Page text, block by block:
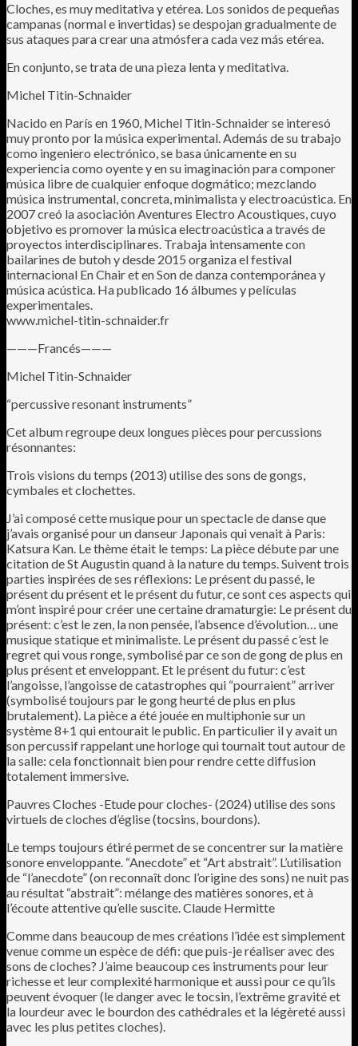
Cloches, es muy meditativa y etérea. Los sonidos de pequeñas
campanas (normal e invertidas) se despojan gradualmente de
sus ataques para crear una atmósfera cada vez más etérea.
En conjunto, se trata de una pieza lenta y meditativa.
Michel Titin-Schnaider
Nacido en París en 1960, Michel Titin-Schnaider se interesó
muy pronto por la música experimental. Además de su trabajo
como ingeniero electrónico, se basa únicamente en su
experiencia como oyente y en su imaginación para componer
música libre de cualquier enfoque dogmático; mezclando
música instrumental, concreta, minimalista y electroacústica. En
2007 creó la asociación Aventures Electro Acoustiques, cuyo
objetivo es promover la música electroacústica a través de
proyectos interdisciplinares. Trabaja intensamente con
bailarines de butoh y desde 2015 organiza el festival
internacional En Chair et en Son de danza contemporánea y
música acústica. Ha publicado 16 álbumes y películas
experimentales.
www.michel-titin-schnaider.fr
———Francés———
Michel Titin-Schnaider
“percussive resonant instruments”
Cet album regroupe deux longues pièces pour percussions
résonnantes:
Trois visions du temps (2013) utilise des sons de gongs,
cymbales et clochettes.
J’ai composé cette musique pour un spectacle de danse que
j’avais organisé pour un danseur Japonais qui venait à Paris:
Katsura Kan. Le thème était le temps: La pièce débute par une
citation de St Augustin quand à la nature du temps. Suivent trois
parties inspirées de ses réflexions: Le présent du passé, le
présent du présent et le présent du futur, ce sont ces aspects qui
m’ont inspiré pour créer une certaine dramaturgie: Le présent du
présent: c’est le zen, la non pensée, l’absence d’évolution… une
musique statique et minimaliste. Le présent du passé c’est le
regret qui vous ronge, symbolisé par ce son de gong de plus en
plus présent et enveloppant. Et le présent du futur: c’est
l’angoisse, l’angoisse de catastrophes qui “pourraient” arriver
(symbolisé toujours par le gong heurté de plus en plus
brutalement). La pièce a été jouée en multiphonie sur un
système 8+1 qui entourait le public. En particulier il y avait un
son percussif rappelant une horloge qui tournait tout autour de
la salle: cela fonctionnait bien pour rendre cette diffusion
totalement immersive.
Pauvres Cloches -Etude pour cloches- (2024) utilise des sons
virtuels de cloches d’église (tocsins, bourdons).
Le temps toujours étiré permet de se concentrer sur la matière
sonore enveloppante. “Anecdote” et “Art abstrait”. L’utilisation
de “l’anecdote” (on reconnaît donc l’origine des sons) ne nuit pas
au résultat “abstrait”: mélange des matières sonores, et à
l’écoute attentive qu’elle suscite. Claude Hermitte
Comme dans beaucoup de mes créations l’idée est simplement
venue comme un espèce de défi: que puis-je réaliser avec des
sons de cloches? J’aime beaucoup ces instruments pour leur
richesse et leur complexité harmonique et aussi pour ce qu’ils
peuvent évoquer (le danger avec le tocsin, l’extrême gravité et
la lourdeur avec le bourdon des cathédrales et la légèreté aussi
avec les plus petites cloches).